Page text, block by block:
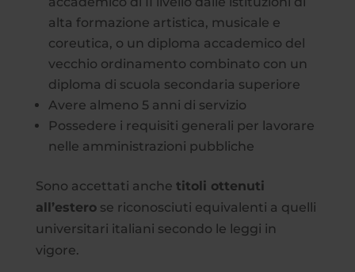
alta formazione artistica, musicale e
coreutica, o un diploma accademico del
vecchio ordinamento combinato con un
diploma di scuola secondaria superiore
Avere almeno 5 anni di servizio
Possedere i requisiti generali per lavorare
nelle amministrazioni pubbliche
Sono accettati anche titoli ottenuti
all’esterose riconosciuti equivalenti a quelli
universitari italiani secondo le leggi in
vigore.